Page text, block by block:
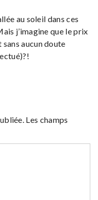
au soleil dans ces
j’imagine que le prix
aucun doute
Les champs